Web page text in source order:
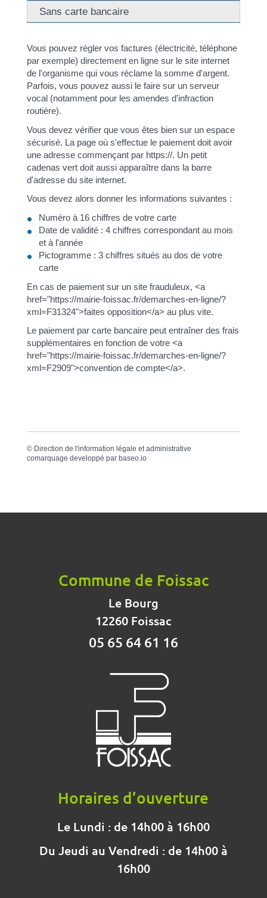
Sans carte bancaire
Vous pouvez régler vos factures (électricité, téléphone
par exemple) directement en ligne sur le site internet
de l'organisme qui vous réclame la somme d'argent.
Parfois, vous pouvez aussi le faire sur un serveur
vocal (notamment pour les amendes d'infraction
routière).
Vous devez vérifier que vous êtes bien sur un espace
sécurisé. La page où s'effectue le paiement doit avoir
une adresse commençant par https://. Un petit
cadenas vert doit aussi apparaître dans la barre
d'adresse du site internet.
Vous devez alors donner les informations suivantes :
Numéro à 16 chiffres de votre carte
Date de validité : 4 chiffres correspondant au mois
et à l'année
Pictogramme : 3 chiffres situés au dos de votre
carte
En cas de paiement sur un site frauduleux, <a
href="https://mairie-foissac.fr/demarches-en-ligne/?
xml=F31324">faites opposition</a> au plus vite.
Le paiement par carte bancaire peut entraîner des frais
supplémentaires en fonction de votre <a
href="https://mairie-foissac.fr/demarches-en-ligne/?
xml=F2909">convention de compte</a>.
© Direction de l'information légale et administrative
comarquage developpé par baseo.io
Commune de Foissac
Le Bourg
12260 Foissac
05 65 64 61 16
Horaires d’ouverture
Le Lundi : de 14h00 à 16h00
Du Jeudi au Vendredi : de 14h00 à
16h00